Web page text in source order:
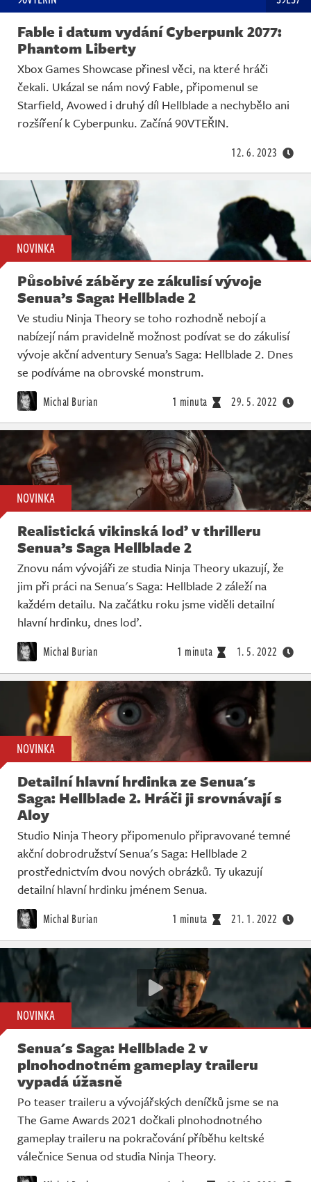
Fable i datum vydání Cyberpunk 2077:
Phantom Liberty
Xbox Games Showcase přinesl věci, na které hráči
čekali. Ukázal se nám nový Fable, připomenul se
Starfield, Avowed i druhý díl Hellblade a nechybělo ani
rozšíření k Cyberpunku. Začíná 90VTEŘIN.
12. 6. 2023
NOVINKA
Působivé záběry ze zákulisí vývoje
Senua’s Saga: Hellblade 2
Ve studiu Ninja Theory se toho rozhodně nebojí a
nabízejí nám pravidelně možnost podívat se do zákulisí
vývoje akční adventury Senua’s Saga: Hellblade 2. Dnes
se podíváme na obrovské monstrum.
Michal Burian 1 minuta 29. 5. 2022
NOVINKA
Realistická vikinská loď v thrilleru
Senua’s Saga Hellblade 2
Znovu nám vývojáři ze studia Ninja Theory ukazují, že
jim při práci na Senua's Saga: Hellblade 2 záleží na
každém detailu. Na začátku roku jsme viděli detailní
hlavní hrdinku, dnes loď.
Michal Burian 1 minuta 1. 5. 2022
NOVINKA
Detailní hlavní hrdinka ze Senua's
Saga: Hellblade 2. Hráči ji srovnávají s
Aloy
Studio Ninja Theory připomenulo připravované temné
akční dobrodružství Senua's Saga: Hellblade 2
prostřednictvím dvou nových obrázků. Ty ukazují
detailní hlavní hrdinku jménem Senua.
Michal Burian 1 minuta 21. 1. 2022
NOVINKA
Senua's Saga: Hellblade 2 v
plnohodnotném gameplay traileru
vypadá úžasně
Po teaser traileru a vývojářských deníčků jsme se na
The Game Awards 2021 dočkali plnohodnotného
gameplay traileru na pokračování příběhu keltské
válečnice Senua od studia Ninja Theory.